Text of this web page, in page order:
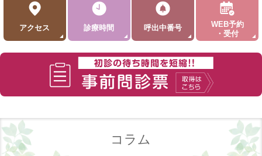
アクセス 診療時間 呼出中番号
WEB予約
・受付
コラム